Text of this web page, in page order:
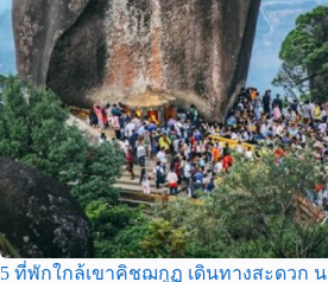
5 ที่พักใกล้เขาคิชฌกูฏ เดินทางสะดวก